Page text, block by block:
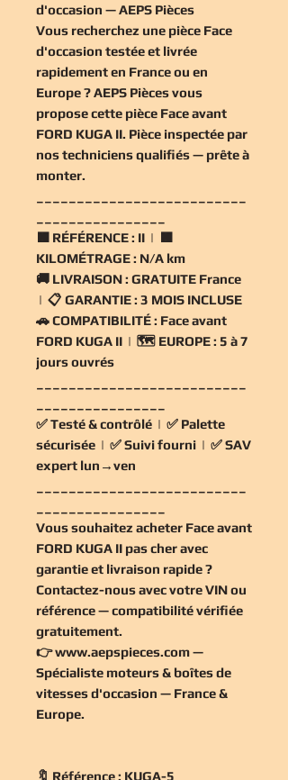
d'occasion — AEPS Pièces
Vous recherchez une pièce Face
d'occasion testée et livrée
rapidement en France ou en
Europe ? AEPS Pièces vous
propose cette pièce Face avant
FORD KUGA II. Pièce inspectée par
nos techniciens qualifiés — prête à
monter.
🟧 RÉFÉRENCE : II | 🟧
KILOMÉTRAGE : N/A km
🚚 LIVRAISON : GRATUITE France
| 📋 GARANTIE : 3 MOIS INCLUSE
🚗COMPATIBILITÉ : Face avant
FORD KUGA II | 🗺️ EUROPE : 5 à 7
jours ouvrés
✅Testé & contrôlé | ✅ Palette
sécurisée | ✅Suivi fourni | ✅SAV
expert lun→ven
Vous souhaitez acheter Face avant
FORD KUGA II pas cheravec
garantie et livraison rapide ?
Contactez-nous avec votre VIN ou
référence — compatibilité vérifiée
gratuitement.
👉www.aepspieces.com—
Spécialiste moteurs & boîtes de
vitesses d'occasion — France &
Europe.
🔖 Référence : KUGA-5